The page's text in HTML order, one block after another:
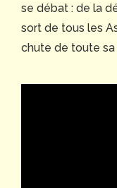
se débat : de la
sort de tous les
chute de toute